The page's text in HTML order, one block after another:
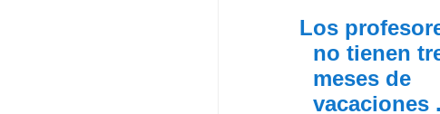
Los
no tienen
meses de
vacaciones